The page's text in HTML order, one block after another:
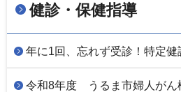
健診・保健指導
年に1回、忘れず受診！特定健
令和8年度 うるま市婦人がん